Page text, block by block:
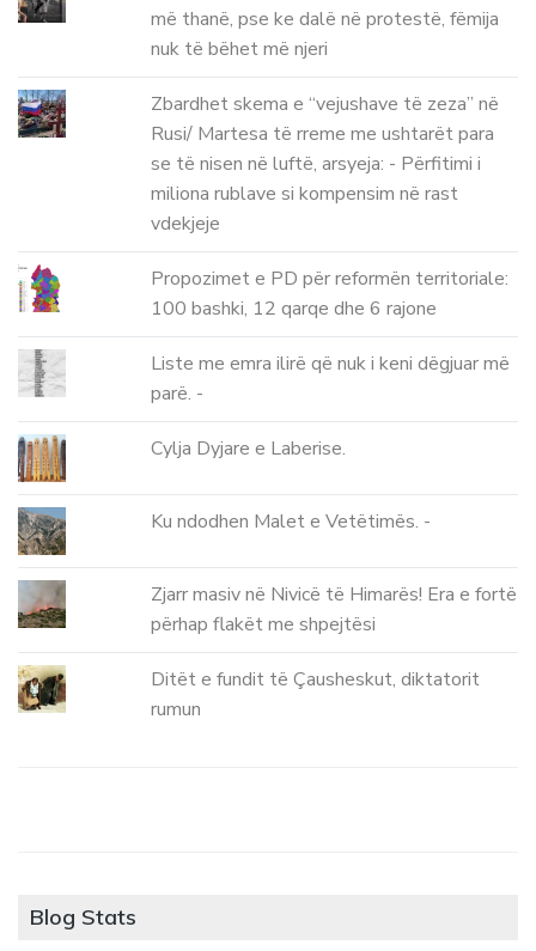
më thanë, pse ke dalë në protestë, fëmija
nuk të bëhet më njeri
Zbardhet skema e “vejushave të zeza” në
Rusi/ Martesa të rreme me ushtarët para
se të nisen në luftë, arsyeja: - Përfitimi i
miliona rublave si kompensim në rast
vdekjeje
Propozimet e PD për reformën territoriale:
100 bashki, 12 qarqe dhe 6 rajone
Liste me emra ilirë që nuk i keni dëgjuar më
parë. -
Cylja Dyjare e Laberise.
Ku ndodhen Malet e Vetëtimës. -
Zjarr masiv në Nivicë të Himarës! Era e fortë
përhap flakët me shpejtësi
Ditët e fundit të Çausheskut, diktatorit
rumun
Blog Stats